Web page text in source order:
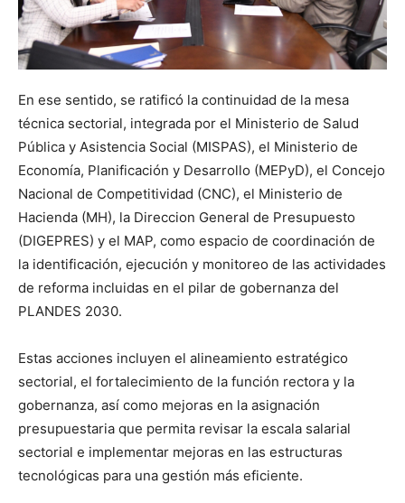
En ese sentido, se ratificó la continuidad de la mesa
técnica sectorial, integrada por el Ministerio de Salud
Pública y Asistencia Social (MISPAS), el Ministerio de
Economía, Planificación y Desarrollo (MEPyD), el Concejo
Nacional de Competitividad (CNC), el Ministerio de
Hacienda (MH), la Direccion General de Presupuesto
(DIGEPRES) y el MAP, como espacio de coordinación de
la identificación, ejecución y monitoreo de las actividades
de reforma incluidas en el pilar de gobernanza del
PLANDES 2030.
Estas acciones incluyen el alineamiento estratégico
sectorial, el fortalecimiento de la función rectora y la
gobernanza, así como mejoras en la asignación
presupuestaria que permita revisar la escala salarial
sectorial e implementar mejoras en las estructuras
tecnológicas para una gestión más eficiente.